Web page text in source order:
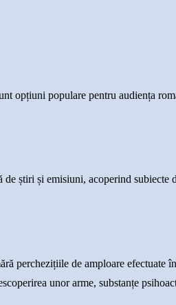
populare pentru audiența
știri și emisiuni, acoperind
perchezițiile de amploare
unor arme, substanțe